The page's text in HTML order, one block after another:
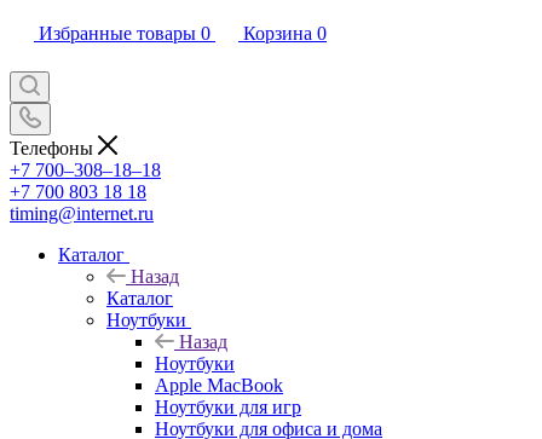
Избранные товары 0 Корзина 0
Телефоны
+7 700‒308‒18‒18
+7 700 803 18 18
timing@internet.ru
Каталог
Назад
Каталог
Ноутбуки
Назад
Ноутбуки
Apple MacBook
Ноутбуки для игр
Ноутбуки для офиса и дома